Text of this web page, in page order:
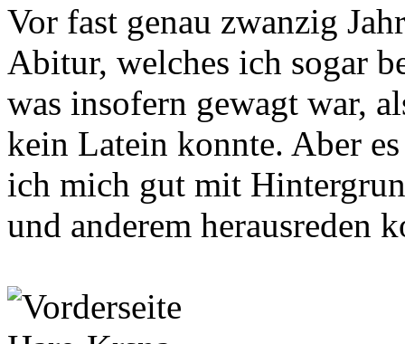
Vor fast genau zwanzig
Abitur, welches ich sogar
was insofern gewagt war,
kein Latein konnte. Aber
ich mich gut mit
und anderem herausreden